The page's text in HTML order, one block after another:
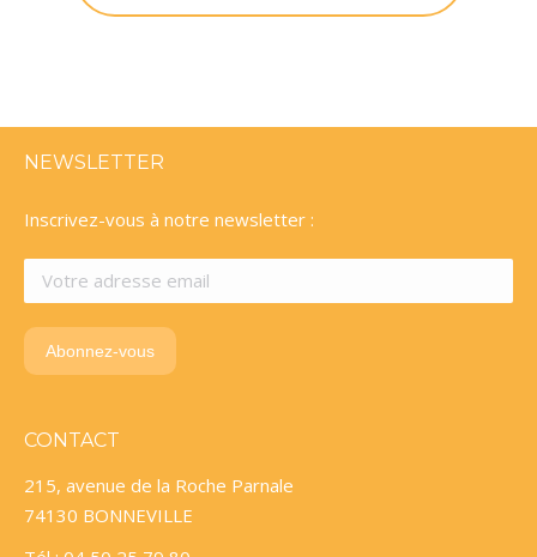
NEWSLETTER
Inscrivez-vous à notre newsletter :
CONTACT
215, avenue de la Roche Parnale
74130 BONNEVILLE